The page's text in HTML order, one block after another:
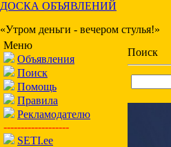
ДОСКА ОБЪЯВЛЕНИЙ
«Утром деньги - вечером стулья!»
Меню
Объявления
Поиск
Помощь
Правила
Рекламодателю
-------------------
SETI.ee
Поиск